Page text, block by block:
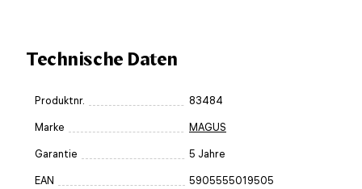
Technische Daten
Produktnr. 83484
Marke MAGUS
Garantie 5 Jahre
EAN 5905555019505